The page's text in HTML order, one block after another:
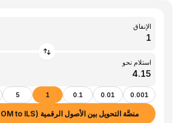
الإنفاق
استلام نحو
0.001
0.01
0.1
1
5
منصَّة التحويل بين الأصول الرقمية (Convert) ATOM to ILS